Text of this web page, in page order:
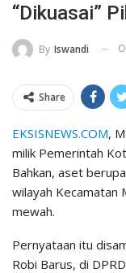
“Dikuasai”
By Iswandi
Share
EKSISNEWS.COM,
milik Pemerintah
Bahkan, aset
wilayah Kecamatan
mewah.
Pernyataan itu
Robi Barus, di